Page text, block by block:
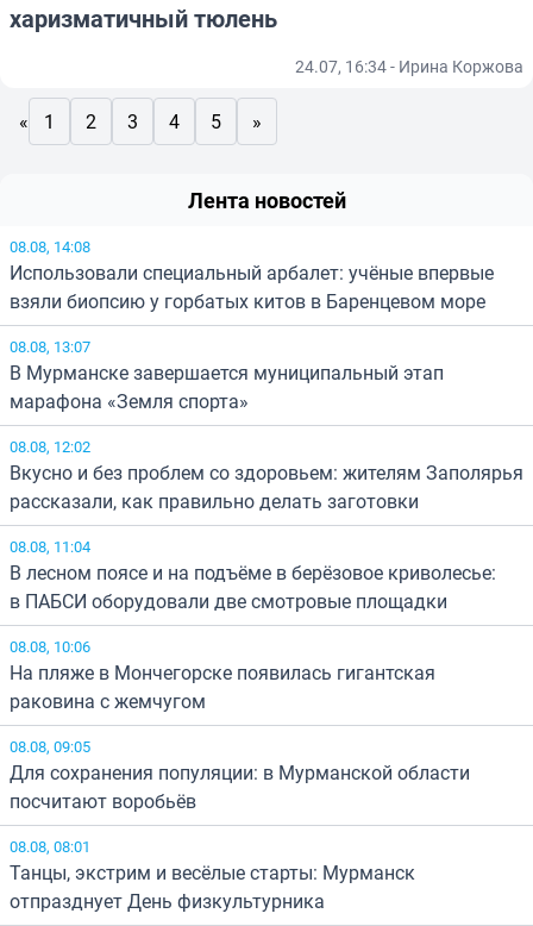
Лента новостей
08.08, 14:08
Использовали специальный арбалет: учёные впервые
взяли биопсию у горбатых китов в Баренцевом море
08.08, 13:07
В Мурманске завершается муниципальный этап
марафона «Земля спорта»
08.08, 12:02
Вкусно и без проблем со здоровьем: жителям Заполярья
рассказали, как правильно делать заготовки
08.08, 11:04
В лесном поясе и на подъёме в берёзовое криволесье:
в ПАБСИ оборудовали две смотровые площадки
08.08, 10:06
На пляже в Мончегорске появилась гигантская
раковина с жемчугом
08.08, 09:05
Для сохранения популяции: в Мурманской области
посчитают воробьёв
08.08, 08:01
Танцы, экстрим и весёлые старты: Мурманск
отпразднует День физкультурника
харизматичный тюлень
24.07, 16:34 - Ирина Коржова
« 1 2 3 4 5 »